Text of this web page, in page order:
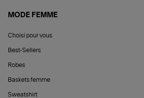
MODE FEMME
Choisi pour vous
Best-Sellers
Robes
Baskets femme
Sweatshirt